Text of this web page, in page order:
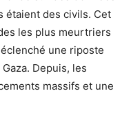
étaient des civils. Cet
les plus meurtriers
une riposte
Depuis, les
massifs et une